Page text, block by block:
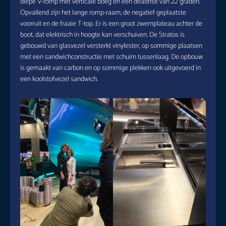
Opvallend zijn het lange romp-raam, de negatief geplaatste
voorruit en de fraaie T-top. Er is een groot zwemplateau achter de
boot, dat elektrisch in hoogte kan verschuiven. De Stratos is
gebouwd van glasvezel versterkt vinylester, op sommige plaatsen
met een sandwichconstructie met schuim tussenlaag. De opbouw
is gemaakt van carbon en op sommige plekken ook uitgevoerd in
een koolstofvezel sandwich.